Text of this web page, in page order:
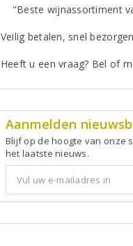
"Beste wijnassortiment
Veilig betalen, snel bezorgen
Heeft u een vraag? Bel of
Aanmelden
Blijf op de hoogte van onze
het laatste nieuws.